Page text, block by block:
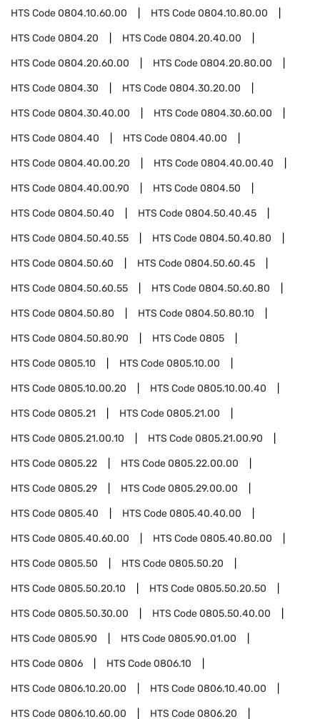
HTS Code0804.10.60.00 HTS Code0804.10.80.00
HTS Code0804.20 HTS Code0804.20.40.00
HTS Code0804.20.60.00 HTS Code0804.20.80.00
HTS Code0804.30 HTS Code0804.30.20.00
HTS Code0804.30.40.00 HTS Code0804.30.60.00
HTS Code0804.40 HTS Code0804.40.00
HTS Code0804.40.00.20 HTS Code0804.40.00.40
HTS Code0804.40.00.90 HTS Code0804.50
HTS Code0804.50.40 HTS Code0804.50.40.45
HTS Code0804.50.40.55 HTS Code0804.50.40.80
HTS Code0804.50.60 HTS Code0804.50.60.45
HTS Code0804.50.60.55 HTS Code0804.50.60.80
HTS Code0804.50.80 HTS Code0804.50.80.10
HTS Code0804.50.80.90 HTS Code0805
HTS Code0805.10 HTS Code0805.10.00
HTS Code0805.10.00.20 HTS Code0805.10.00.40
HTS Code0805.21 HTS Code0805.21.00
HTS Code0805.21.00.10 HTS Code0805.21.00.90
HTS Code0805.22 HTS Code0805.22.00.00
HTS Code0805.29 HTS Code0805.29.00.00
HTS Code0805.40 HTS Code0805.40.40.00
HTS Code0805.40.60.00 HTS Code0805.40.80.00
HTS Code0805.50 HTS Code0805.50.20
HTS Code0805.50.20.10 HTS Code0805.50.20.50
HTS Code0805.50.30.00 HTS Code0805.50.40.00
HTS Code0805.90 HTS Code0805.90.01.00
HTS Code0806 HTS Code0806.10
HTS Code0806.10.20.00 HTS Code0806.10.40.00
HTS Code0806.10.60.00 HTS Code0806.20